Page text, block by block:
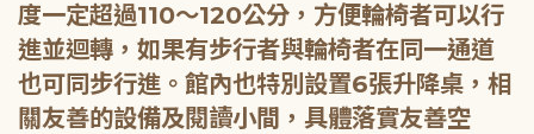
度一定超過110～120公分，方便輪椅者可以行
進並迴轉，如果有步行者與輪椅者在同一通道
也可同步行進。館內也特別設置6張升降桌，相
關友善的設備及閱讀小間，具體落實友善空